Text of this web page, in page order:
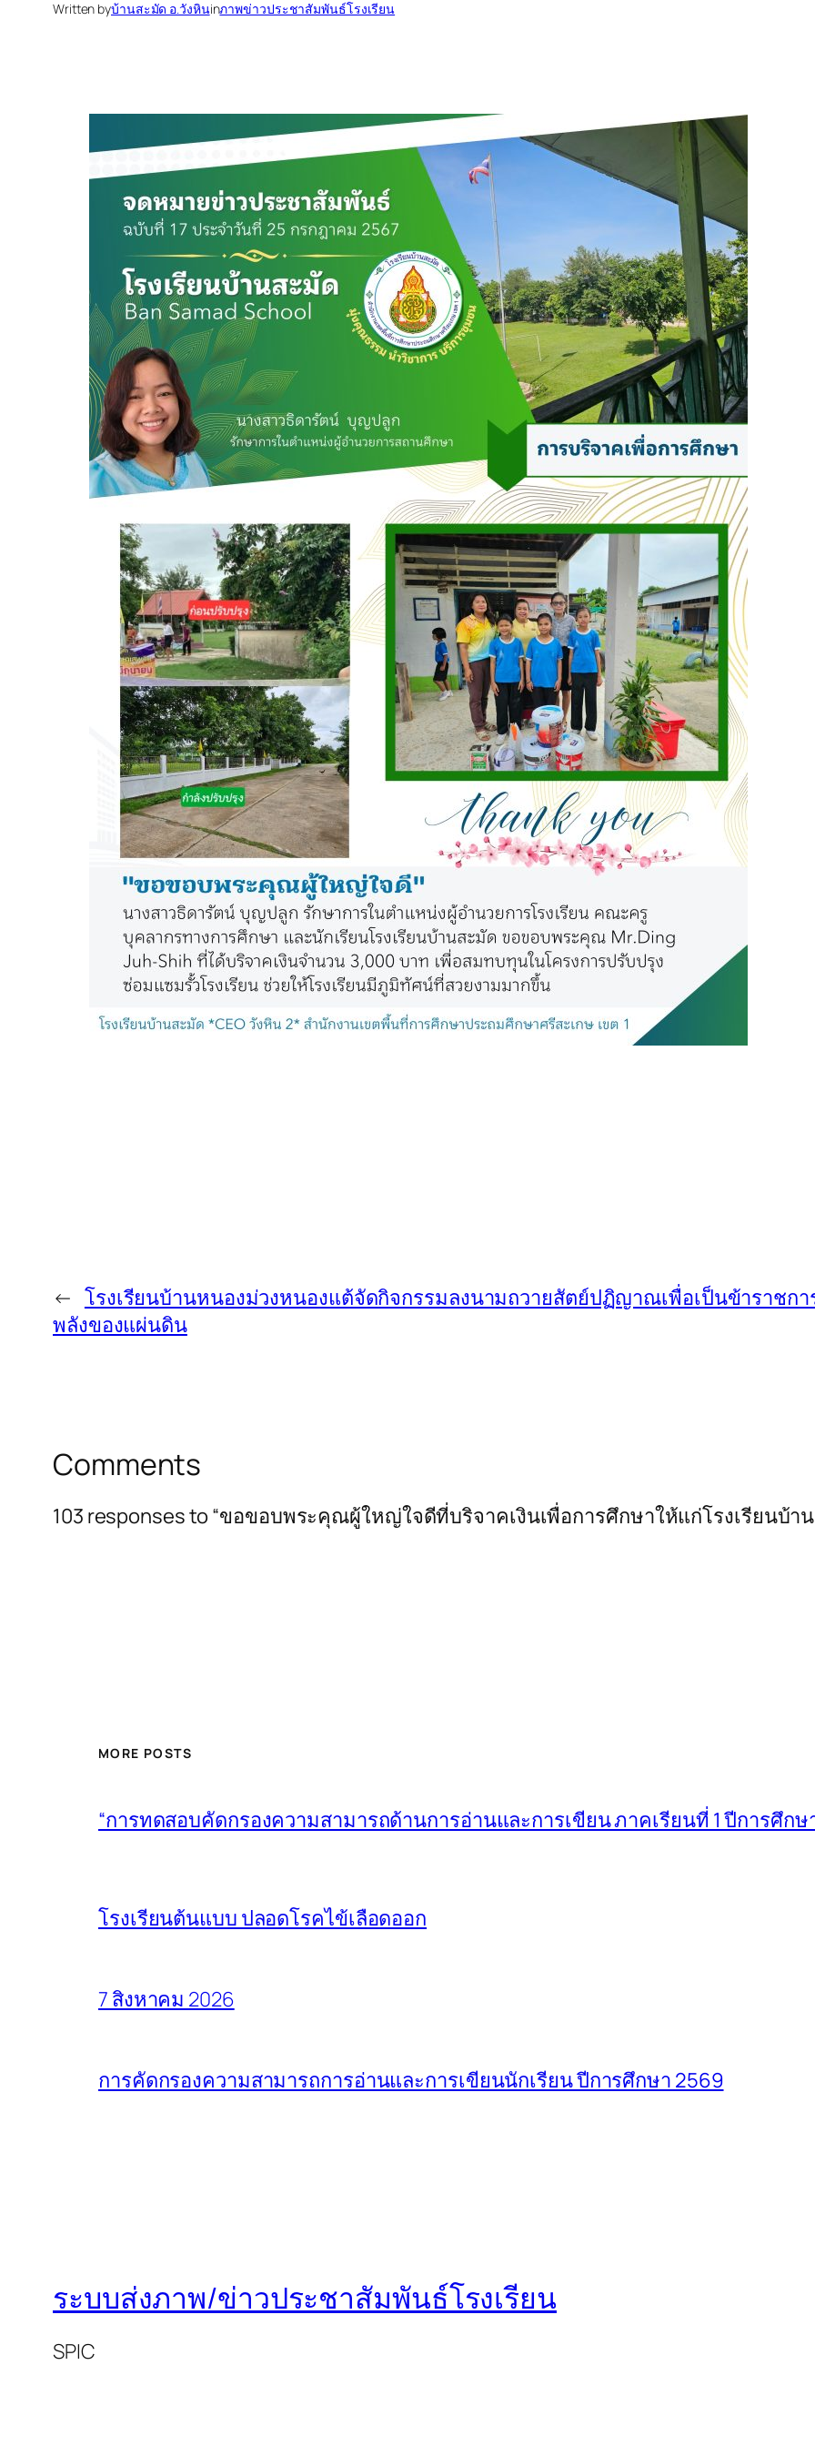
Written byบ้านสะมัด อ.วังหินinภาพข่าวประชาสัมพันธ์โรงเรียน
← โรงเรียนบ้านหนองม่วงหนองแต้จัดกิจกรรมลงนามถวายสัตย์ปฏิญาณเพื่อเป็นข้าราชก
พลังของแผ่นดิน
Comments
103 responses to “ขอขอบพระคุณผู้ใหญ่ใจดีที่บริจาคเงินเพื่อการศึกษาให้แก่โรงเรียนบ้า
MORE POSTS
“การทดสอบคัดกรองความสามารถด้านการอ่านและการเขียน ภาคเรียนที่ 1 ปีการศึกษ
โรงเรียนต้นแบบ ปลอดโรคไข้เลือดออก
7 สิงหาคม 2026
การคัดกรองความสามารถการอ่านและการเขียนนักเรียน ปีการศึกษา 2569
ระบบส่งภาพ/ข่าวประชาสัมพันธ์โรงเรียน
SPIC